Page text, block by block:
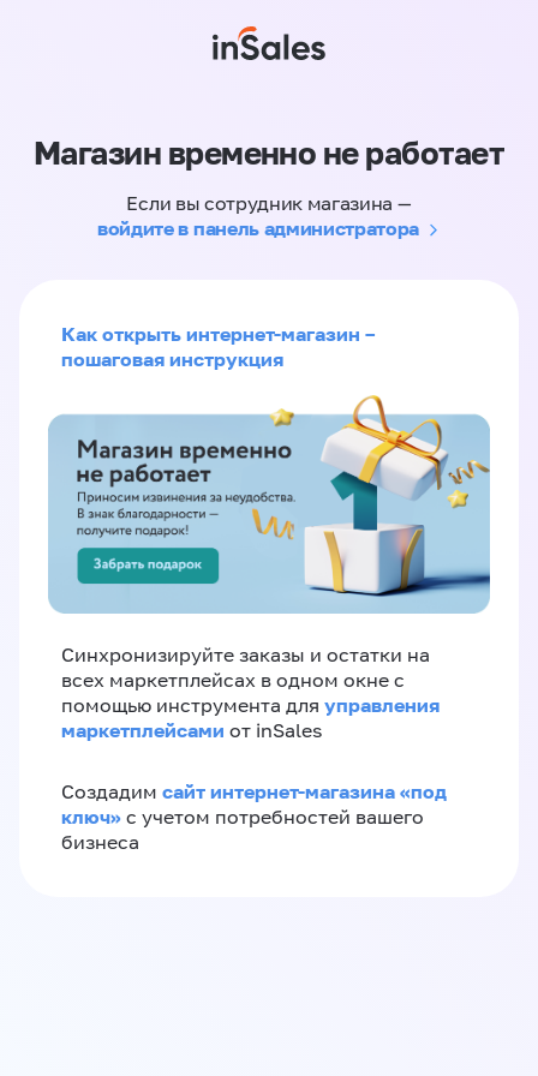
Магазин временно не работает
Если вы сотрудник магазина —
войдите в панель администратора
Как открыть интернет-магазин –
пошаговая инструкция
Синхронизируйте заказы и остатки на
всех маркетплейсах в одном окне с
помощью инструмента для управления
маркетплейсами от inSales
Создадим сайт интернет-магазина «под
ключ» с учетом потребностей вашего
бизнеса